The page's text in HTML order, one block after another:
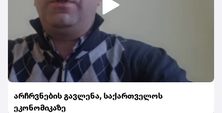
არჩრვნების გავლენა, საქართველოს
ეკონომიკაზე